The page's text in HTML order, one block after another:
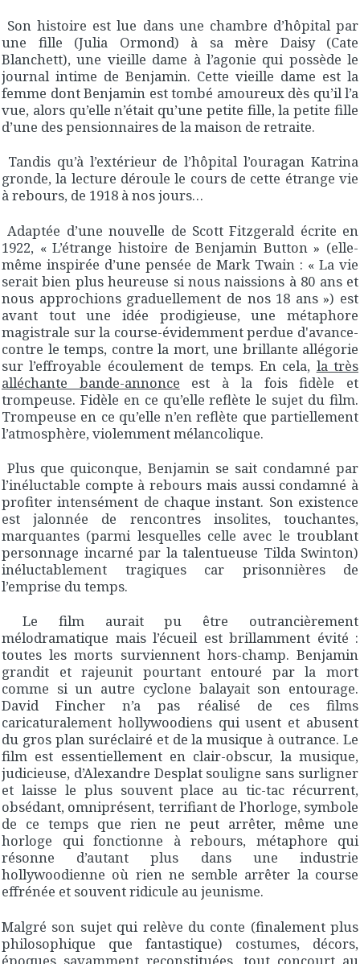
Son histoire est lue dans une chambre d’hôpital par
une fille (Julia Ormond) à sa mère Daisy (Cate
Blanchett), une vieille dame à l’agonie qui possède le
journal intime de Benjamin. Cette vieille dame est la
femme dont Benjamin est tombé amoureux dès qu’il l’a
vue, alors qu’elle n’était qu’une petite fille, la petite fille
d’une des pensionnaires de la maison de retraite.
Tandis qu’à l’extérieur de l’hôpital l’ouragan Katrina
gronde, la lecture déroule le cours de cette étrange vie
à rebours, de 1918 à nos jours…
Adaptée d’une nouvelle de Scott Fitzgerald écrite en
1922, « L’étrange histoire de Benjamin Button » (elle-
même inspirée d’une pensée de Mark Twain : « La vie
serait bien plus heureuse si nous naissions à 80 ans et
nous approchions graduellement de nos 18 ans ») est
avant tout une idée prodigieuse, une métaphore
magistrale sur la course-évidemment perdue d'avance-
contre le temps, contre la mort, une brillante allégorie
sur l’effroyable écoulement de temps. En cela, la très
alléchante bande-annonce est à la fois fidèle et
trompeuse. Fidèle en ce qu’elle reflète le sujet du film.
Trompeuse en ce qu’elle n’en reflète que partiellement
l’atmosphère, violemment mélancolique.
Plus que quiconque, Benjamin se sait condamné par
l’inéluctable compte à rebours mais aussi condamné à
profiter intensément de chaque instant. Son existence
est jalonnée de rencontres insolites, touchantes,
marquantes (parmi lesquelles celle avec le troublant
personnage incarné par la talentueuse Tilda Swinton)
inéluctablement tragiques car prisonnières de
l’emprise du temps.
Le film aurait pu être outrancièrement
mélodramatique mais l’écueil est brillamment évité :
toutes les morts surviennent hors-champ. Benjamin
grandit et rajeunit pourtant entouré par la mort
comme si un autre cyclone balayait son entourage.
David Fincher n’a pas réalisé de ces films
caricaturalement hollywoodiens qui usent et abusent
du gros plan suréclairé et de la musique à outrance. Le
film est essentiellement en clair-obscur, la musique,
judicieuse, d’Alexandre Desplat souligne sans surligner
et laisse le plus souvent place au tic-tac récurrent,
obsédant, omniprésent, terrifiant de l’horloge, symbole
de ce temps que rien ne peut arrêter, même une
horloge qui fonctionne à rebours, métaphore qui
résonne d’autant plus dans une industrie
hollywoodienne où rien ne semble arrêter la course
effrénée et souvent ridicule au jeunisme.
Malgré son sujet qui relève du conte (finalement plus
philosophique que fantastique) costumes, décors,
époques savamment reconstituées, tout concourt au